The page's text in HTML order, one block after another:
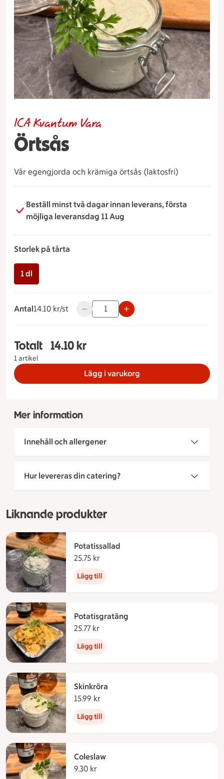
Örtsås
ICA Kvantum Vara
Vår egengjorda och krämiga örtsås (laktosfri)
Beställ minst två dagar innan leverans, första
möjliga leveransdag 11 Aug
Storlek på tårta
1 dl
Antal
14.10 kronor styck
14.10 kr/st Använd knapparna för att minska eller
Totalt
1 artikel
Totalt 1 stycken Örtsås Storlek på tårta 1 dl,
14.10 kr
Lägg i varukorg
Mer information
Innehåll och allergener
Hur levereras din catering?
Liknande produkter
Potatissallad
25.75 kr
Lägg till
Potatisgratäng
25.77 kr
Lägg till
Skinkröra
15.99 kr
Lägg till
Coleslaw
9.30 kr